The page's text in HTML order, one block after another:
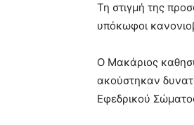
Τη στιγμή της
υπόκωφοι
Ο Μακάριος
ακούστηκαν
Εφεδρικού